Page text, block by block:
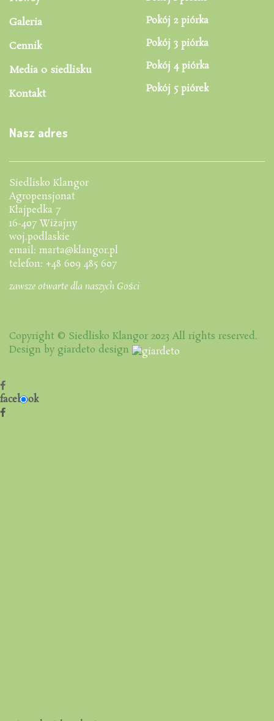
Galeria
Cennik
Media o siedlisku
Kontakt
Pokój 2 piórka
Pokój 3 piórka
Pokój 4 piórka
Pokój 5 piórek
Nasz adres
Siedlisko Klangor
Agropensjonat
Kłajpedka 7
16-407 Wiżajny
woj.podlaskie
email: marta@klangor.pl
telefon: +48 609 485 607
zawsze otwarte dla naszych Gości
Copyright © Siedlisko Klangor 2023 All rights reserved.
Design by giardeto design
facebook